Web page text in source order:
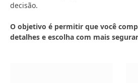
decisão.
O objetivo é permitir que você
detalhes e escolha com mais